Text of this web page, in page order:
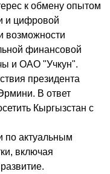
к обмену опытом
и цифровой
возможности
финансовой
и ОАО "Учкун".
президента
В ответ
Кыргызстан с
по актуальным
включая